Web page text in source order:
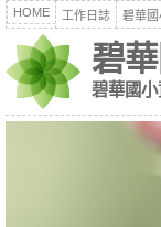
HOME 工作日誌 碧華國
碧
碧華國